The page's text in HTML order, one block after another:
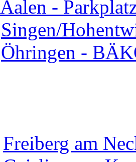
Aalen -
Singen/
Öhringen -
Freiberg am